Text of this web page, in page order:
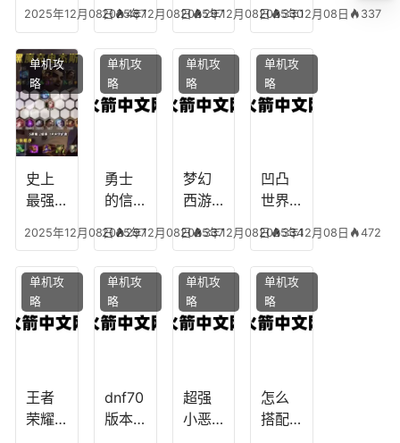
凡，
梦幻
十二
生肖
2025年12月08日 487
任务
攻
略，
魔兽
世界
2025年12月08日 297
附
魔，
乐园
团装
备任
2025年12月08日 330
辅助
技能
加
点，
神武
龙宫
怎么
2025年12月08日 337
史上
最强
容搭
配，
最强
法师
2025年12月08日 297
单机攻
略
勇士
的信
物技
能，
勇士
的信
仰宠
个好
2025年12月08日 337
单机攻
略
梦幻
西游
炼丹
炉攻
略，
梦幻
西游
炉攻
略图
2025年12月08日 334
单机攻
略
凹凸
世界
全部
阵容
搭
配，
凹凸
阵容
搭配
2025年12月08日 472
单机攻
略
王者
荣耀S
单机攻
略
dnf70
版本
单机攻
略
超强
小恶
单机攻
略
怎么
搭配
单机攻
略